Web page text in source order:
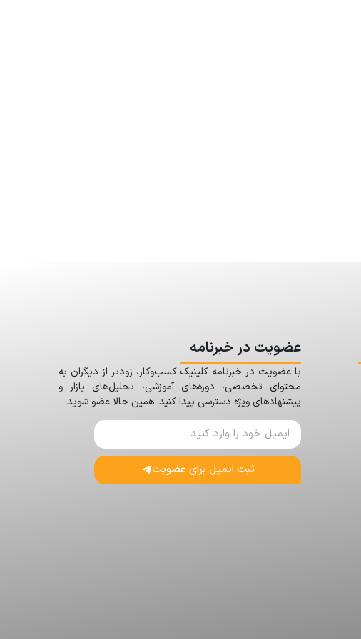
عضویت در خبرنامه
با عضویت در خبرنامه کلینیک کسب‌وکار، زودتر از دیگران به
محتوای تخصصی، دوره‌های آموزشی، تحلیل‌های بازار و
پیشنهادهای ویژه دسترسی پیدا کنید. همین حالا عضو شوید.
ثبت ایمیل برای عضویت